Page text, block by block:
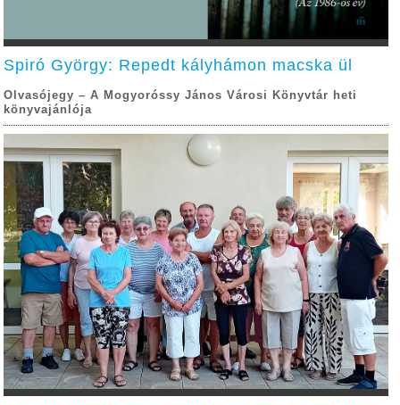
Spiró György: Repedt kályhámon macska ül
Olvasójegy – A Mogyoróssy János Városi Könyvtár heti
könyvajánlója